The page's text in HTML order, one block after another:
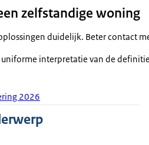
zelfstandige woning
duidelijk. Beter contact
uniforme interpretatie van de
2026